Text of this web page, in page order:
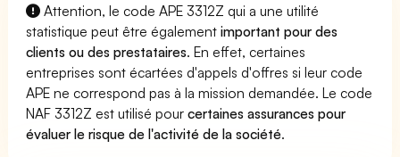
Attention, le code APE 3312Z qui a une utilité
statistique peut être égalementimportant pour des
clients ou des prestataires. En effet, certaines
entreprises sont écartées d'appels d'offres si leur code
APE ne correspond pas à la mission demandée. Le code
NAF 3312Z est utilisé pourcertaines assurances pour
évaluer le risque de l'activité de la société.